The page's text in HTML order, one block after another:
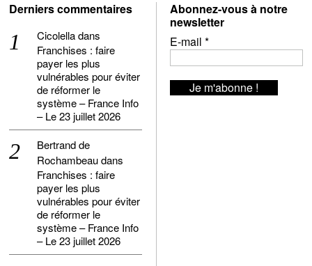
Derniers commentaires
Cicolelladans
Franchises : faire
payer les plus
vulnérables pour éviter
de réformer le
système – France Info
– Le 23 juillet 2026
Bertrand de
Rochambeaudans
Franchises : faire
payer les plus
vulnérables pour éviter
de réformer le
système – France Info
– Le 23 juillet 2026
Abonnez-vous à notre
newsletter
E-mail *